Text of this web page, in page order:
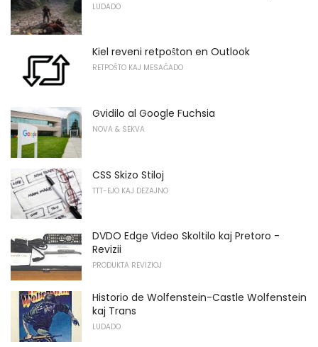
LUDADO
Kiel reveni retpoŝton en Outlook
RETPOŜTO KAJ MESAĜADO
Gvidilo al Google Fuchsia
NOVA & SEKVA
CSS Skizo Stiloj
TTT-EJO KAJ DEZAJNO
DVDO Edge Video Skoltilo kaj Pretoro -
Revizii
PRODUKTA REVIZIOJ
Historio de Wolfenstein-Castle Wolfenstein
kaj Trans
LUDADO